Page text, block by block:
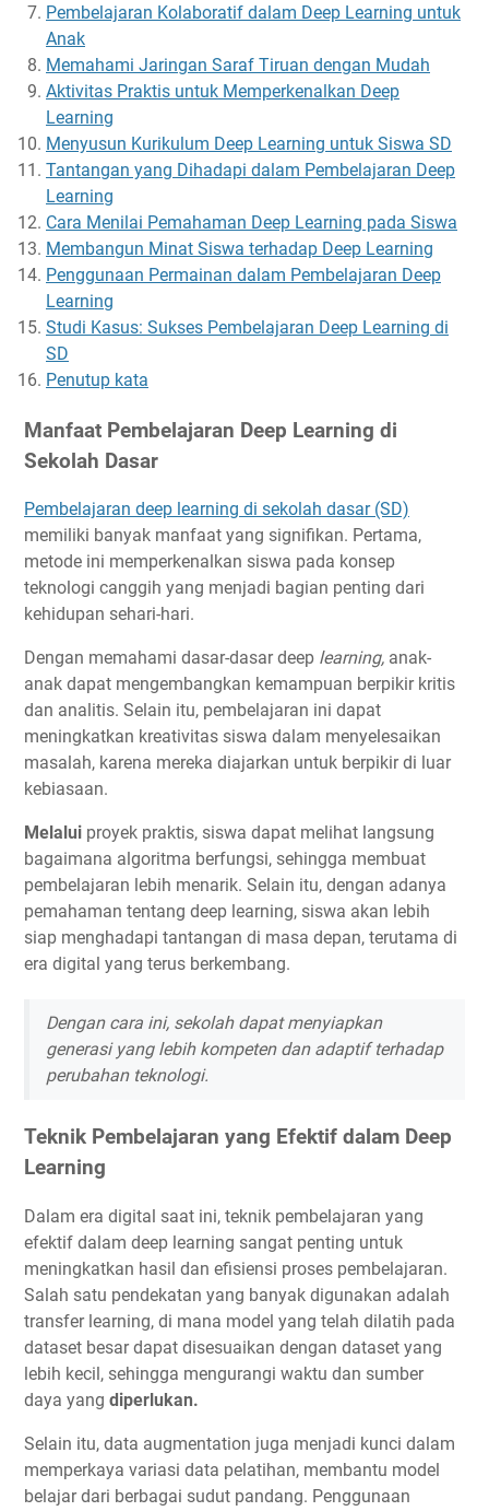
Pembelajaran Kolaboratif dalam Deep Learning untuk
Anak
Memahami Jaringan Saraf Tiruan dengan Mudah
Aktivitas Praktis untuk Memperkenalkan Deep
Learning
Menyusun Kurikulum Deep Learning untuk Siswa SD
Tantangan yang Dihadapi dalam Pembelajaran Deep
Learning
Cara Menilai Pemahaman Deep Learning pada Siswa
Membangun Minat Siswa terhadap Deep Learning
Penggunaan Permainan dalam Pembelajaran Deep
Learning
Studi Kasus: Sukses Pembelajaran Deep Learning di
SD
Penutup kata
Manfaat Pembelajaran Deep Learning di
Sekolah Dasar
Pembelajaran deep learning di sekolah dasar (SD)
memiliki banyak manfaat yang signifikan. Pertama,
metode ini memperkenalkan siswa pada konsep
teknologi canggih yang menjadi bagian penting dari
kehidupan sehari-hari.
Dengan memahami dasar-dasar deep learning, anak-
anak dapat mengembangkan kemampuan berpikir kritis
dan analitis. Selain itu, pembelajaran ini dapat
meningkatkan kreativitas siswa dalam menyelesaikan
masalah, karena mereka diajarkan untuk berpikir di luar
kebiasaan.
Melalui proyek praktis, siswa dapat melihat langsung
bagaimana algoritma berfungsi, sehingga membuat
pembelajaran lebih menarik. Selain itu, dengan adanya
pemahaman tentang deep learning, siswa akan lebih
siap menghadapi tantangan di masa depan, terutama di
era digital yang terus berkembang.
Dengan cara ini, sekolah dapat menyiapkan
generasi yang lebih kompeten dan adaptif terhadap
perubahan teknologi.
Teknik Pembelajaran yang Efektif dalam Deep
Learning
Dalam era digital saat ini, teknik pembelajaran yang
efektif dalam deep learning sangat penting untuk
meningkatkan hasil dan efisiensi proses pembelajaran.
Salah satu pendekatan yang banyak digunakan adalah
transfer learning, di mana model yang telah dilatih pada
dataset besar dapat disesuaikan dengan dataset yang
lebih kecil, sehingga mengurangi waktu dan sumber
daya yang diperlukan.
Selain itu, data augmentation juga menjadi kunci dalam
memperkaya variasi data pelatihan, membantu model
belajar dari berbagai sudut pandang. Penggunaan